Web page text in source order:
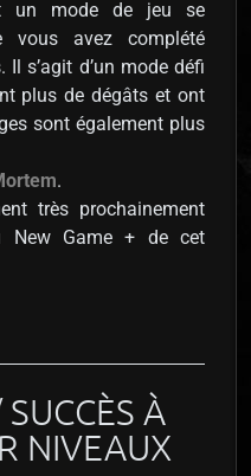
un mode de jeu se
vous avez complété
Il s’agit d’un mode défi
plus de dégâts et ont
sont également plus
.
très prochainement
New Game + de cet
À
NIVEAUX